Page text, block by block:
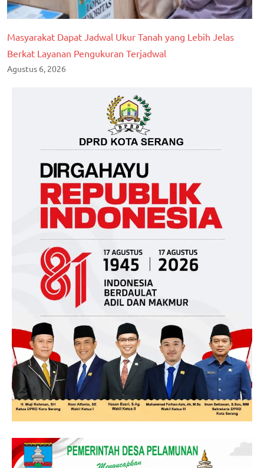
Masyarakat Dapat Jadwal Ukur Tanah yang Lebih Jelas
Berkat Layanan Pengukuran Terjadwal
Agustus 6, 2026